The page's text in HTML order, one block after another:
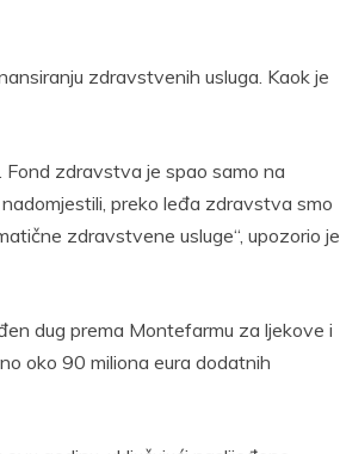
zdravstvenih usluga. Kaok je
Fond zdravstva je spao samo na
preko leđa zdravstva smo
zdravstvene usluge“, upozorio je
dug prema Montefarmu za ljekove i
oko 90 miliona eura dodatnih